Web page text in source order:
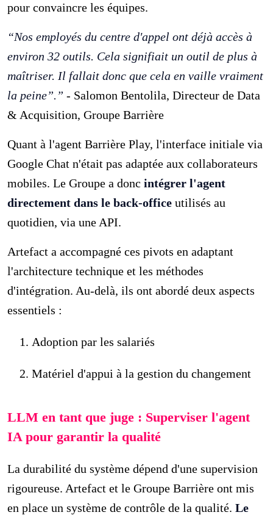
pour convaincre les équipes.
“Nos employés du centre d'appel ont déjà accès à
environ 32 outils. Cela signifiait un outil de plus à
maîtriser. Il fallait donc que cela en vaille vraiment
la peine”.” - Salomon Bentolila, Directeur de Data
& Acquisition, Groupe Barrière
Quant à l'agent Barrière Play, l'interface initiale via
Google Chat n'était pas adaptée aux collaborateurs
mobiles. Le Groupe a doncintégrer l'agent
directement dans le back-office utilisés au
quotidien, via une API.
Artefact a accompagné ces pivots en adaptant
l'architecture technique et les méthodes
d'intégration. Au-delà, ils ont abordé deux aspects
essentiels :
Adoption par les salariés
Matériel d'appui à la gestion du changement
LLM en tant que juge : Superviser l'agent
IA pour garantir la qualité
La durabilité du système dépend d'une supervision
rigoureuse. Artefact et le Groupe Barrière ont mis
en place un système de contrôle de la qualité.Le